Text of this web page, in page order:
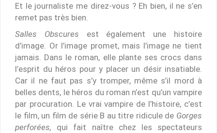
Et le journaliste me direz-vous ? Eh bien, il ne s’en
remet pas très bien.
Salles Obscures est également une histoire
d’image. Or l’image promet, mais l’image ne tient
jamais. Dans le roman, elle plante ses crocs dans
l’esprit du héros pour y placer un désir insatiable.
Car il ne faut pas s’y tromper, même s’il mord à
belles dents, le héros du roman n’est qu’un vampire
par procuration. Le vrai vampire de l’histoire, c’est
le film, un film de série B au titre ridicule de Gorges
perforées, qui fait naître chez les spectateurs